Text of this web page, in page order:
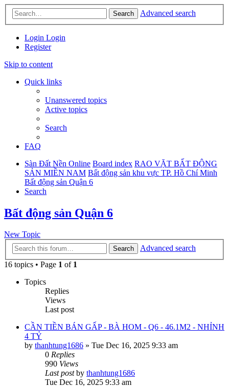
Search Advanced search
Login Login
Register
Skip to content
Quick links
Unanswered topics
Active topics
Search
FAQ
Sàn Đất Nền Online Board index RAO VẶT BẤT ĐỘNG
SẢN MIỀN NAM Bất động sản khu vực TP. Hồ Chí Minh
Bất động sản Quận 6
Search
Bất động sản Quận 6
New Topic
Search
Advanced search
16 topics • Page 1 of 1
Topics
Replies
Views
Last post
CẦN TIỀN BÁN GẤP - BÀ HOM - Q6 - 46.1M2 - NHỈNH
4 TỶ
by thanhtung1686 » Tue Dec 16, 2025 9:33 am
0 Replies
990 Views
Last postby thanhtung1686
Tue Dec 16, 2025 9:33 am